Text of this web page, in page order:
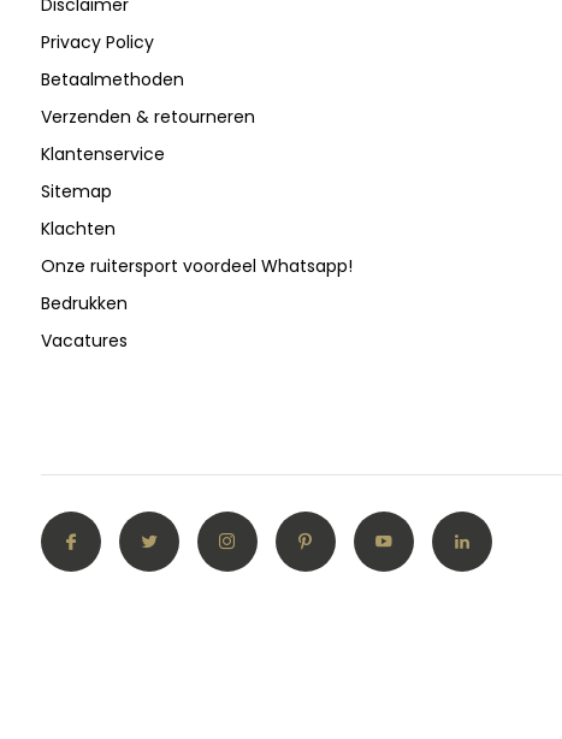
Disclaimer
Privacy Policy
Betaalmethoden
Verzenden & retourneren
Klantenservice
Sitemap
Klachten
Onze ruitersport voordeel Whatsapp!
Bedrukken
Vacatures